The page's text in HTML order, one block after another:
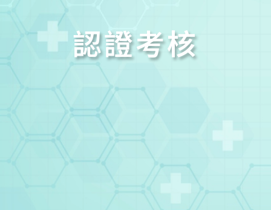
認證考核